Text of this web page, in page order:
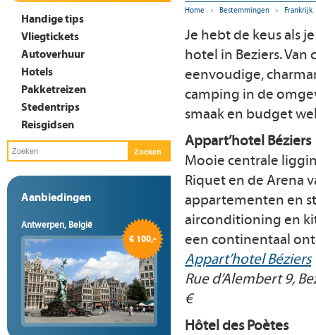
Handige tips
Vliegtickets
Autoverhuur
Hotels
Pakketreizen
Stedentrips
Reisgidsen
Aanbiedingen
Antwerpen, België
€ 100,-
Home » Bestemmingen » Frankrijk
Je hebt de keus als
hotel in Beziers.
eenvoudige,
camping in de
smaak en budget
Appart’hotel Béziers
Mooie centrale
Riquet en de Arena
appartementen en
airconditioning en
een continentaal
Appart’hotel Béziers
Rue d’Alembert 9,
€
Hôtel des Poètes